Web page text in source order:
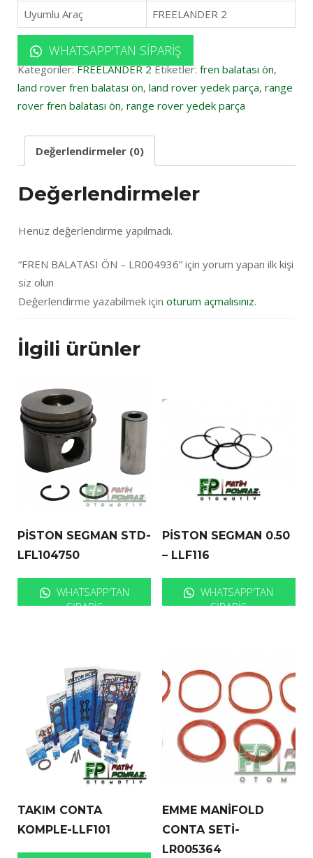
Uyumlu Araç
FREELANDER 2
WHATSAPP'TAN SIPARIŞ
Kategoriler:FREELANDER 2 Etiketler: fren balatası ön,
land rover fren balatası ön, land rover yedek parça, range
rover fren balatası ön, range rover yedek parça
Değerlendirmeler (0)
Değerlendirmeler
Henüz değerlendirme yapılmadı.
“FREN BALATASI ÖN – LR004936” için yorum yapan ilk kişi
siz olun
Değerlendirme yazabilmek için oturum açmalısınız.
İlgili ürünler
PİSTON SEGMAN STD-
LFL104750
WHATSAPP'TAN
SIPARIŞ
PİSTON SEGMAN 0.50
– LLF116
WHATSAPP'TAN
SIPARIŞ
TAKIM CONTA
KOMPLE-LLF101
EMME MANİFOLD
CONTA SETİ-
LR005364